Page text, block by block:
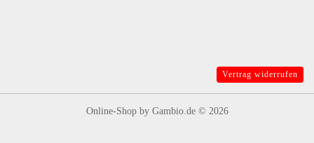
Vertrag widerrufen
Online-Shopby Gambio.de © 2026